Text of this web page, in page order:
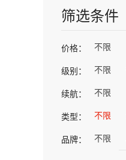
筛选条件
价格： 不限
级别： 不限
续航： 不限
类型： 不限
品牌： 不限